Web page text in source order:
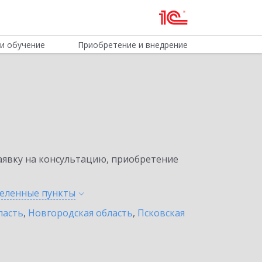
обучение Приобретение и внедрение
на консультацию, приобретение
пункты
, Новгородская область, Псковская